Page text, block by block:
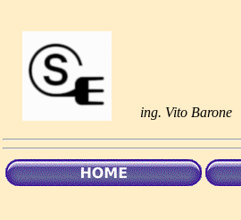
ing. Vito Barone